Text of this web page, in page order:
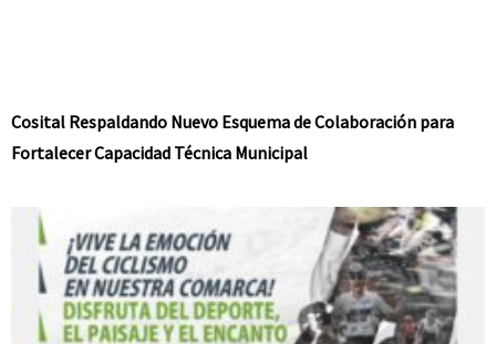
Cosital Respaldando Nuevo Esquema de Colaboración para
Fortalecer Capacidad Técnica Municipal